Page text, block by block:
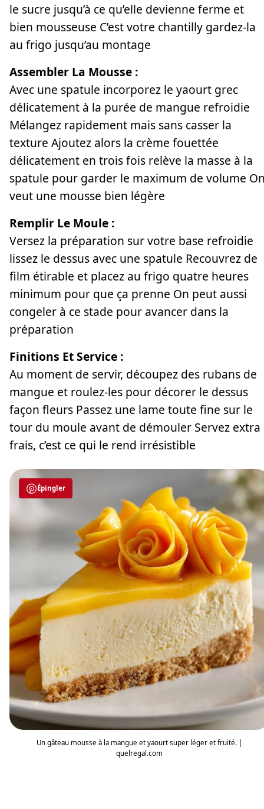
le sucre jusqu’à ce qu’elle devienne ferme et
bien mousseuse C’est votre chantilly gardez-la
au frigo jusqu’au montage
Assembler La Mousse :
Avec une spatule incorporez le yaourt grec
délicatement à la purée de mangue refroidie
Mélangez rapidement mais sans casser la
texture Ajoutez alors la crème fouettée
délicatement en trois fois relève la masse à la
spatule pour garder le maximum de volume
veut une mousse bien légère
Remplir Le Moule :
Versez la préparation sur votre base refroidie
lissez le dessus avec une spatule Recouvrez de
film étirable et placez au frigo quatre heures
minimum pour que ça prenne On peut aussi
congeler à ce stade pour avancer dans la
préparation
Finitions Et Service :
Au moment de servir, découpez des rubans de
mangue et roulez-les pour décorer le dessus
façon fleurs Passez une lame toute fine sur le
tour du moule avant de démouler Servez extra
frais, c’est ce qui le rend irrésistible
Épingler
Un gâteau mousse à la mangue et yaourt super léger et fruité. |
quelregal.com